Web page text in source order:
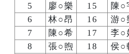
5
廖○樂 15
陳○
6
林○昂 16
游○
7
陳○希 17
李○
8
張○煦 18
侯○